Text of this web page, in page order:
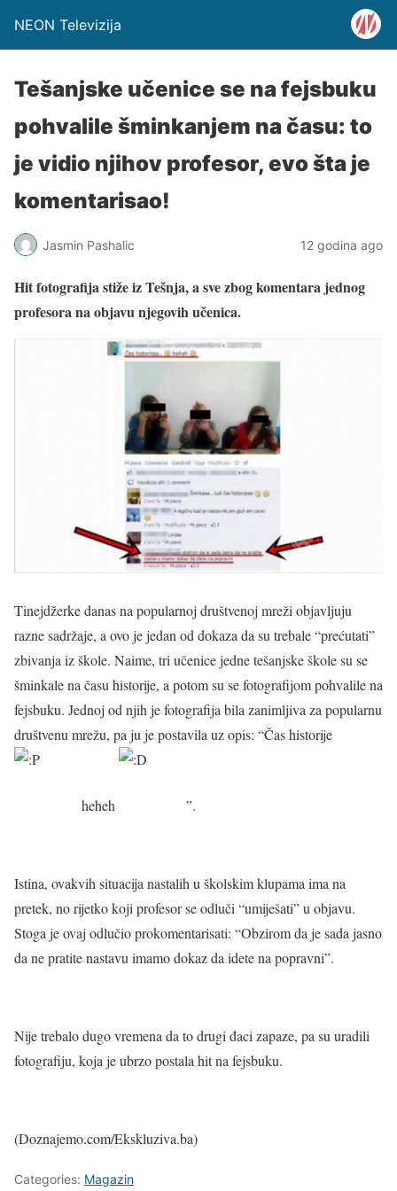
NEON Televizija
Tešanjske učenice se na fejsbuku
pohvalile šminkanjem na času: to
je vidio njihov profesor, evo šta je
komentarisao!
Jasmin Pashalic 12 godina ago
Hit fotografija stiže iz Tešnja, a sve zbog komentara jednog
profesora na objavu njegovih učenica.
Tinejdžerke danas na popularnoj društvenoj mreži objavljuju
razne sadržaje, a ovo je jedan od dokaza da su trebale “prećutati”
zbivanja iz škole. Naime, tri učenice jedne tešanjske škole su se
šminkale na času historije, a potom su se fotografijom pohvalile na
fejsbuku. Jednoj od njih je fotografija bila zanimljiva za popularnu
društvenu mrežu, pa ju je postavila uz opis: “Čas historije
heheh ”.
Istina, ovakvih situacija nastalih u školskim klupama ima na
pretek, no rijetko koji profesor se odluči “umiješati” u objavu.
Stoga je ovaj odlučio prokomentarisati: “Obzirom da je sada jasno
da ne pratite nastavu imamo dokaz da idete na popravni”.
Nije trebalo dugo vremena da to drugi đaci zapaze, pa su uradili
fotografiju, koja je ubrzo postala hit na fejsbuku.
(Doznajemo.com/Ekskluziva.ba)
Categories: Magazin